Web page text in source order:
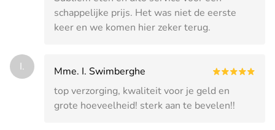
schappelijke prijs. Het was niet de eerste
keer en we komen hier zeker terug.
I.
Mme. I. Swimberghe
top verzorging, kwaliteit voor je geld en
grote hoeveelheid! sterk aan te bevelen!!